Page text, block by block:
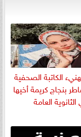
الكاتبة الصحفية
بنجاج كريمة أخيها
العامة